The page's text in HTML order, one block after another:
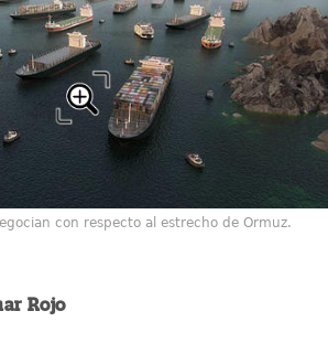
con respecto al estrecho de Ormuz.
Rojo